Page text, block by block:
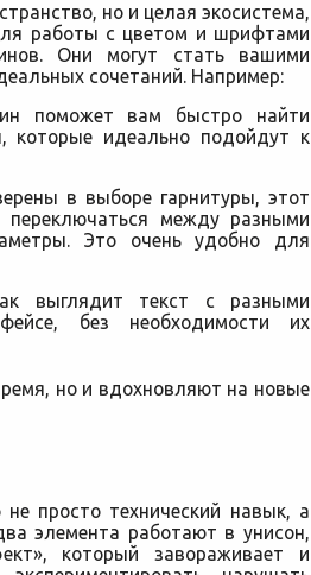
но и целая экосистема,
работы с цветом и шрифтами
Они могут стать вашими
сочетаний. Например:
поможет вам быстро найти
которые идеально подойдут к
в выборе гарнитуры, этот
переключаться между разными
Это очень удобно для
выглядит текст с разными
без необходимости их
но и вдохновляют на новые
просто технический навык, а
элемента работают в унисон,
который завораживает и